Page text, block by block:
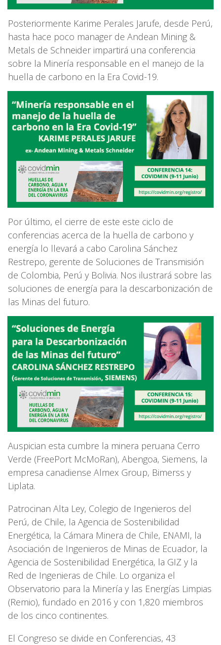
Posteriormente Karime Perales Jarufe, desde Perú,
hasta hace poco manager de Andean Mining &
Metals de Schneider impartirá una conferencia
sobre la Minería responsable en el manejo de la
huella de carbono en la Era Covid-19.
Por último, el cierre de este este ciclo de
conferencias acerca de la huella de carbono y
energía lo llevará a cabo Carolina Sánchez
Restrepo, gerente de Soluciones de Transmisión
de Colombia, Perú y Bolivia. Nos ilustrará sobre las
soluciones de energía para la descarbonización de
las Minas del futuro.
Auspician esta cumbre la minera peruana Cerro
Verde (FreePort McMoRan), Abengoa, Siemens, la
empresa canadiense Almex Group, Bimerss y
Liplata.
Patrocinan Alta Ley, Colegio de Ingenieros del
Perú, de Chile, la Agencia de Sostenibilidad
Energética, la Cámara Minera de Chile, ENAMI, la
Asociación de Ingenieros de Minas de Ecuador, la
Agencia de Sostenibilidad Energética, la GIZ y la
Red de Ingenieras de Chile. Lo organiza el
Observatorio para la Minería y las Energías Limpias
(Remio), fundado en 2016 y con 1,820 miembros
de los cinco continentes.
El Congreso se divide en Conferencias, 43